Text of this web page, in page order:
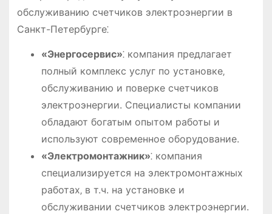
обслуживанию счетчиков электроэнергии в
Санкт-Петербурге⁚
«Энергосервис»⁚ компания предлагает
полный комплекс услуг по установке‚
обслуживанию и поверке счетчиков
электроэнергии. Специалисты компании
обладают богатым опытом работы и
используют современное оборудование.
«Электромонтажник»⁚ компания
специализируется на электромонтажных
работах‚ в т.ч. на установке и
обслуживании счетчиков электроэнергии.